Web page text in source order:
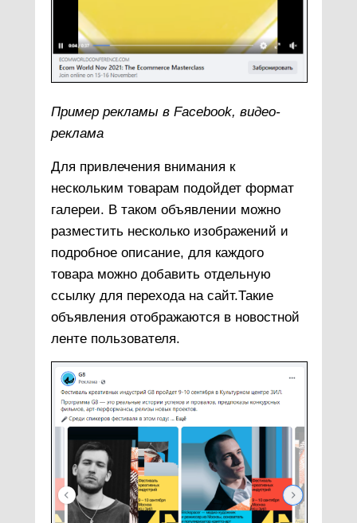
Пример рекламы в Facebook, видео-
реклама
Для привлечения внимания к
нескольким товарам подойдет формат
галереи. В таком объявлении можно
разместить несколько изображений и
подробное описание, для каждого
товара можно добавить отдельную
ссылку для перехода на сайт.Такие
объявления отображаются в новостной
ленте пользователя.